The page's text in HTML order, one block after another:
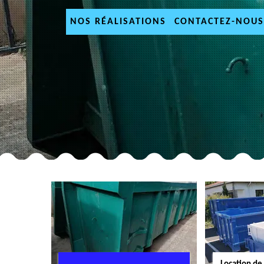
NOS RÉALISATIONS CONTACTEZ-